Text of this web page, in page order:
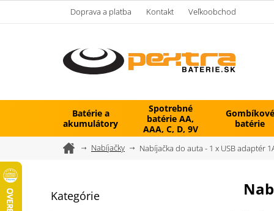
Doprava a platba Kontakt Veľkoobchod
Batérie a
akumulátory
Spotrebné
batérie AA,
AAA, C, D, 9V
Gombíkové
batérie
DomovNabíjačky Nabíjačka do auta - 1 x USB adaptér
o
Preskočiť
Kategórie